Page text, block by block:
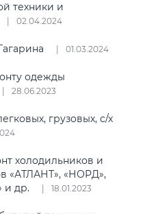
техники и
02.04.2024
01.03.2024
одежды
28.06.2023
грузовых, с/х
холодильников и
«АТЛАНТ», «НОРД»,
и др.
18.01.2023